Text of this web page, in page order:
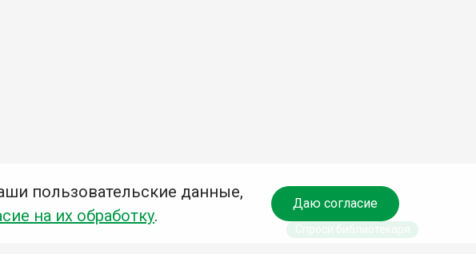
пользовательские данные,
на их обработку.
Даю согласие
Спроси библиотекаря